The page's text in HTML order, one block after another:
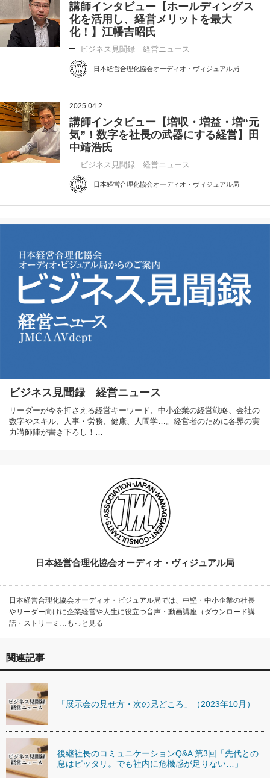
講師インタビュー【ホールディングス
化を活用し、経営メリットを最大
化！】江幡吉昭氏
ビジネス見聞録 経営ニュース
日本経営合理化協会オーディオ・ヴィジュアル局
2025.04.2
講師インタビュー【増収・増益・増“元
気”！数字を社長の武器にする経営】田
中靖浩氏
ビジネス見聞録 経営ニュース
日本経営合理化協会オーディオ・ヴィジュアル局
ビジネス見聞録 経営ニュース
リーダーが今を押さえる経営キーワード、中小企業の経営戦略、会社の
数字やスキル、人事・労務、健康、人間学…。経営者のために各界の実
力講師陣が書き下ろし！…
日本経営合理化協会オーディオ・ヴィジュアル局
日本経営合理化協会オーディオ・ビジュアル局では、中堅・中小企業の社長
やリーダー向けに企業経営や人生に役立つ音声・動画講座（ダウンロード講
話・ストリーミ…もっと見る
関連記事
「展示会の見せ方・次の見どころ」（2023年10月）
後継社長のコミュニケーションQ&A 第3回「先代との
息はピッタリ。でも社内に危機感が足りない…」